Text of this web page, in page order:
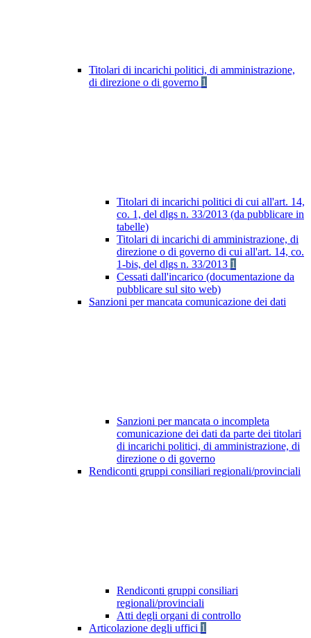
Titolari di incarichi politici, di amministrazione,
di direzione o di governo 1
Titolari di incarichi politici di cui all'art. 14,
co. 1, del dlgs n. 33/2013 (da pubblicare in
tabelle)
Titolari di incarichi di amministrazione, di
direzione o di governo di cui all'art. 14, co.
1-bis, del dlgs n. 33/2013 1
Cessati dall'incarico (documentazione da
pubblicare sul sito web)
Sanzioni per mancata comunicazione dei dati
Sanzioni per mancata o incompleta
comunicazione dei dati da parte dei titolari
di incarichi politici, di amministrazione, di
direzione o di governo
Rendiconti gruppi consiliari regionali/provinciali
Rendiconti gruppi consiliari
regionali/provinciali
Atti degli organi di controllo
Articolazione degli uffici 1